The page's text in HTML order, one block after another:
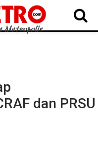
TAPUT BATUBARA DELISERDANG
dan PRSU